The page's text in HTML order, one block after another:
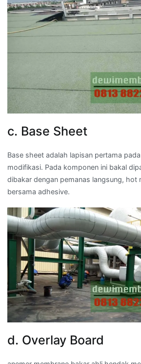
c. Base Sheet
Base sheet adalah lapisan pertama
modifikasi. Pada komponen ini bakal
dibakar dengan pemanas langsung, hot
bersama adhesive.
d. Overlay Board